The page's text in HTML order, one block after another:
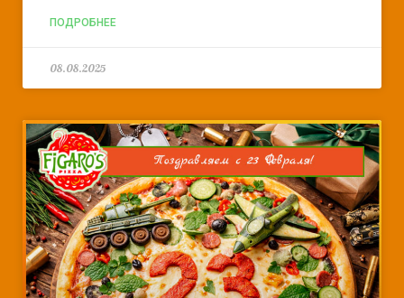
ПОДРОБНЕЕ
08.08.2025